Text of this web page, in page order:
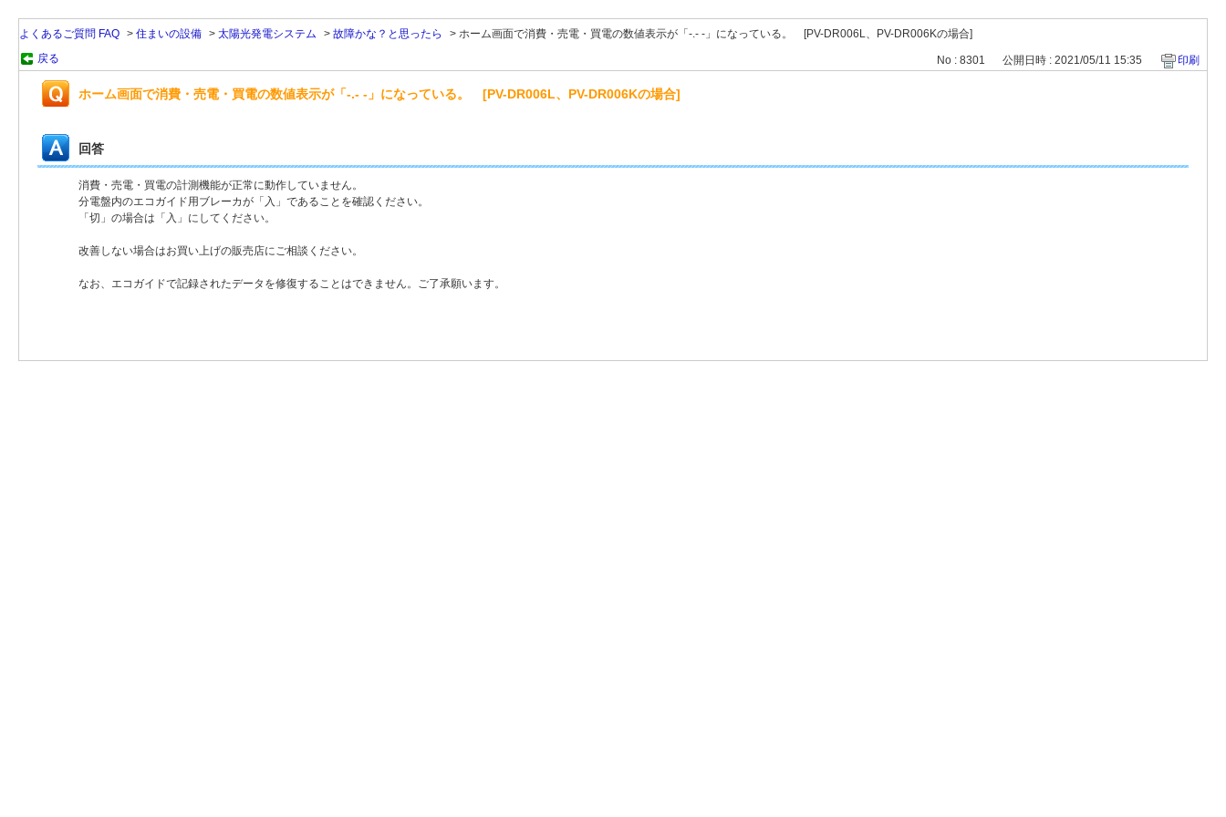
よくあるご質問 FAQ > 住まいの設備 > 太陽光発電システム > 故障かな？と思ったら > ホーム画面で消費・売電・買電の数値表示が「-.- -」になっている。 [PV-DR006L、PV-DR006Kの場合]
戻る
No : 8301 公開日時 : 2021/05/11 15:35 印刷
ホーム画面で消費・売電・買電の数値表示が「-.- -」になっている。 [PV-DR006L、PV-DR006Kの場合]
回答
消費・売電・買電の計測機能が正常に動作していません。
分電盤内のエコガイド用ブレーカが「入」であることを確認ください。
「切」の場合は「入」にしてください。
改善しない場合はお買い上げの販売店にご相談ください。
なお、エコガイドで記録されたデータを修復することはできません。ご了承願います。